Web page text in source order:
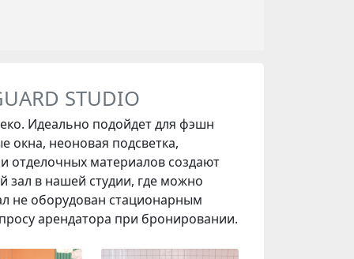
STUDIO
Идеально подойдет для фэшн
окна, неоновая подсветка,
отделочных материалов создают
зал в нашей студии, где можно
не оборудован стационарным
арендатора при бронировании.